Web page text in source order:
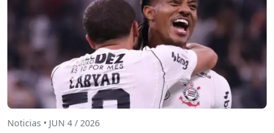
Noticias • JUN 4 / 2026